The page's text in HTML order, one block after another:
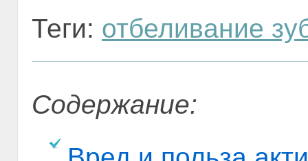
Теги: отбеливание
Содержание: